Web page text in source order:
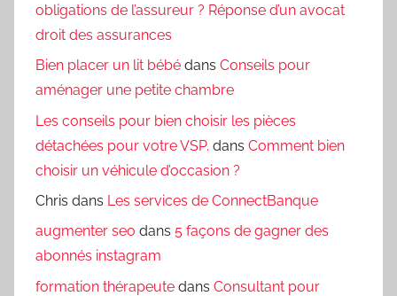
obligations de l’assureur ? Réponse d’un avocat
droit des assurances
Bien placer un lit bébé dans Conseils pour
aménager une petite chambre
Les conseils pour bien choisir les pièces
détachées pour votre VSP. dans Comment bien
choisir un véhicule d’occasion ?
Chris dans Les services de ConnectBanque
augmenter seo dans 5 façons de gagner des
abonnés instagram
formation thérapeute dans Consultant pour